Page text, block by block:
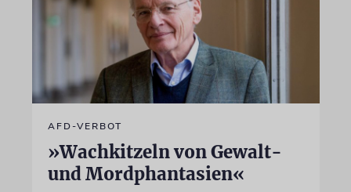
AFD-VERBOT
»Wachkitzeln von Gewalt-
und Mordphantasien«